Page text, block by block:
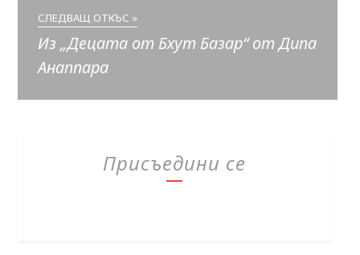
СЛЕДВАЩ ОТКЪС »
Из „Децата от Бхут Базар“ от Дипа
Анаппара
Присъедини се